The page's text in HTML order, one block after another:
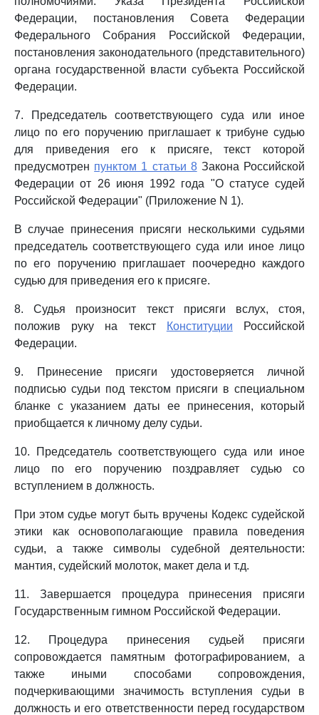
Федерации, постановления Совета Федерации
Федерального Собрания Российской Федерации,
постановления законодательного (представительного)
органа государственной власти субъекта Российской
Федерации.
7. Председатель соответствующего суда или иное
лицо по его поручению приглашает к трибуне судью
для приведения его к присяге, текст которой
предусмотрен пунктом 1 статьи 8Закона Российской
Федерации от 26 июня 1992 года "О статусе судей
Российской Федерации" (Приложение N 1).
В случае принесения присяги несколькими судьями
председатель соответствующего суда или иное лицо
по его поручению приглашает поочередно каждого
судью для приведения его к присяге.
8. Судья произносит текст присяги вслух, стоя,
положив руку на текст
Конституции Российской
Федерации.
9. Принесение присяги удостоверяется личной
подписью судьи под текстом присяги в специальном
бланке с указанием даты ее принесения, который
приобщается к личному делу судьи.
10. Председатель соответствующего суда или иное
лицо по его поручению поздравляет судью со
вступлением в должность.
При этом судье могут быть вручены Кодекс судейской
этики как основополагающие правила поведения
судьи, а также символы судебной деятельности:
мантия, судейский молоток, макет дела и т.д.
11. Завершается процедура принесения присяги
Государственным гимном Российской Федерации.
12. Процедура принесения судьей присяги
сопровождается памятным фотографированием, а
также иными способами сопровождения,
подчеркивающими значимость вступления судьи в
должность и его ответственности перед государством